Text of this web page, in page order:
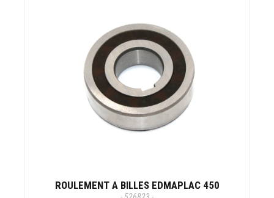
ROULEMENT A BILLES EDMAPLAC 450